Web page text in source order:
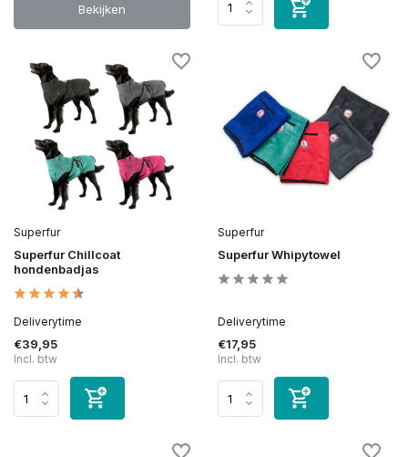
Bekijken
Superfur
Superfur Chillcoat
hondenbadjas
Deliverytime
€39,95
Incl. btw
Superfur
Superfur Whipytowel
Deliverytime
€17,95
Incl. btw